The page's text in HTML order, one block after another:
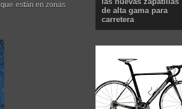
están en zonas
de alta gama para
carretera